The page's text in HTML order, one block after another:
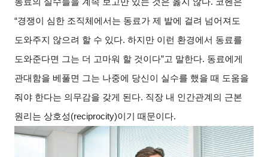
“경쟁이 심한 조직체에서는 동료가 제 발에 걸려 넘어져도
도와주지 않으려 할 수 있다. 하지만 이런 환경에서 동료를
도와준다면 그는 더 고마워 할 것이다”고 말한다. 동료에게
관대함을 베풀면 그는 나중에 당신이 실수를 했을 때 도움을
줘야 한다는 의무감을 갖게 된다. 직장 내 인간관계의 근본
원리는 상호성(reciprocity)이기 때문이다.